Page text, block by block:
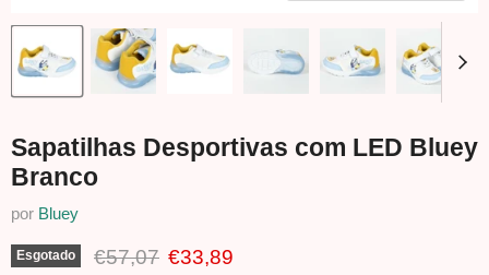
Sapatilhas Desportivas com LED Bluey
Branco
por Bluey
Esgotado Preço Original
€57,07 Preço Atual
€33,89